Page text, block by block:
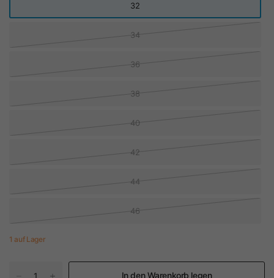
32
34
36
38
40
42
44
46
1 auf Lager
In den Warenkorb legen